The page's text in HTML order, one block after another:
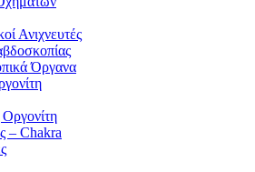
Ανιχνευτές
Όργανα
– Chakra